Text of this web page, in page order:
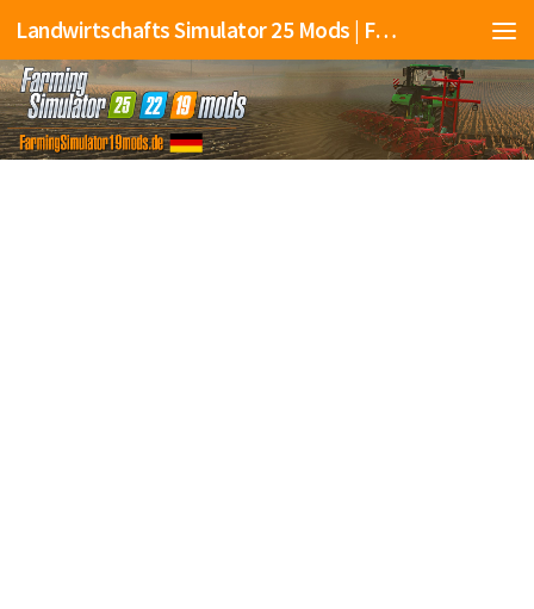
Landwirtschafts Simulator 25 Mods | Farming Simulator 25 Mods | FS25 Mods